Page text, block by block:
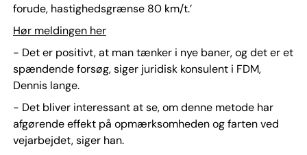
forude, hastighedsgrænse 80 km/t.’
Hør meldingen her
- Det er positivt, at man tænker i nye baner, og det er et
spændende forsøg, siger juridisk konsulent i FDM,
Dennis lange.
- Det bliver interessant at se, om denne metode har
afgørende effekt på opmærksomheden og farten ved
vejarbejdet, siger han.